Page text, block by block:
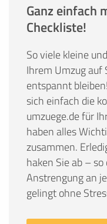
Ganz einfach
Checkliste!
So viele kleine
Ihrem Umzug auf
entspannt
sich einfach die
umzuege.de für
haben alles
zusammen.
haken Sie ab –
Anstrengung an
gelingt ohne